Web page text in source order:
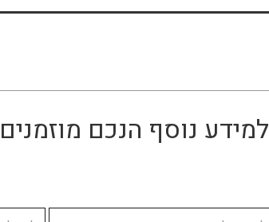
למידע נוסף הנכם